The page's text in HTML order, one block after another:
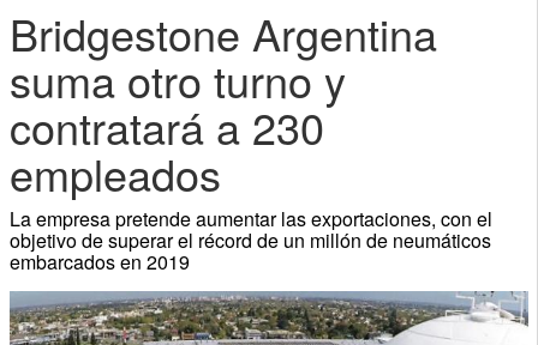
Bridgestone Argentina
suma otro turno y
contratará a 230
empleados
La empresa pretende aumentar las exportaciones, con el
objetivo de superar el récord de un millón de neumáticos
embarcados en 2019